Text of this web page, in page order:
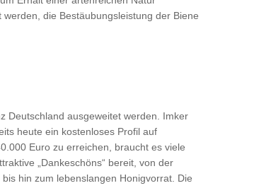
die Bestäubungsleistung der Biene
Deutschland ausgeweitet werden. Imker
heute ein kostenloses Profil auf
Euro zu erreichen, braucht es viele
„Dankeschöns“ bereit, von der
hin zum lebenslangen Honigvorrat. Die